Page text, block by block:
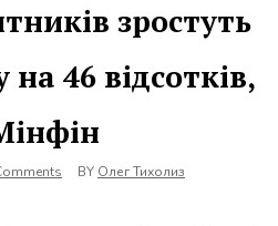
зростуть
46 відсотків,
BY Олег Тихолиз